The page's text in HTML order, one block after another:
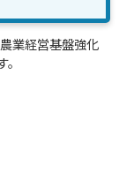
業経営基盤強化